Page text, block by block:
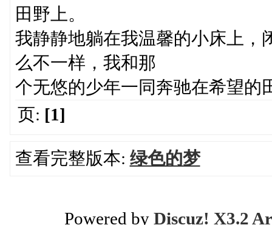
田野上。
我静静地躺在我温馨的小床上，
么不一样，我和那
个无悠的少年一同奔驰在希望
页: [1]
查看完整版本: 绿色的梦
Powered by Discuz! X3.2